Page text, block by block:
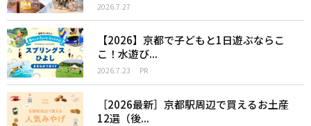
2026.7.27
【2026】京都で子どもと1日遊ぶならこ
こ！水遊び...
2026.7.23 PR
［2026最新］京都駅周辺で買えるお土産
12選（後...